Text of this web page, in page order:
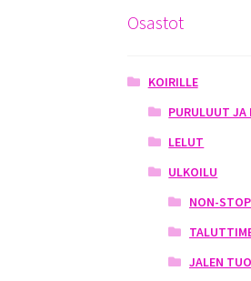
Osastot
KOIRILLE
PURULUUT JA
LELUT
ULKOILU
NON-
JALEN